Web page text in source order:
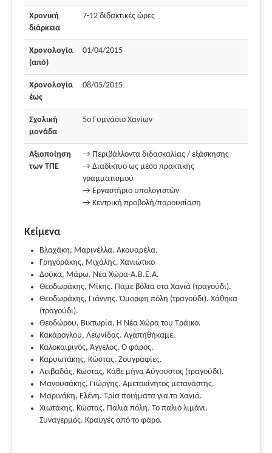
Χρονική
διάρκεια
7-12 διδακτικές ώρες
Χρονολογία
(από)
01/04/2015
Χρονολογία
έως
08/05/2015
Σχολική
μονάδα
5ο Γυμνάσιο Χανίων
Αξιοποίηση
των ΤΠΕ
→ Περιβάλλοντα διδασκαλίας / εξάσκησης
→ Διαδίκτυο ως μέσο πρακτικής
γραμματισμού
→ Εργαστήριο υπολογιστών
→ Κεντρική προβολή/παρουσίαση
Κείμενα
Βλαχάκη, Μαρινέλλα. Ακουαρέλα.
Γρηγοράκης, Μιχάλης. Χανιώτικο
Δούκα, Μάρω. Νέα Χώρα-Α.Β.Ε.Α.
Θεοδωράκης, Μίκης. Πάμε βόλτα στα Χανιά (τραγούδι).
Θεοδωράκης, Γιάννης. Όμορφη πόλη (τραγούδι). Χάθηκα
(τραγούδι).
Θεοδώρου, Βικτωρία. Η Νέα Χώρα του Τράικο.
Κακάρογλου, Λεωνίδας. Αγαπηθήκαμε.
Καλοκαιρινός, Άγγελος. Ο φάρος.
Καρυωτάκης, Κώστας. Ζουγραφίες.
Λειβαδάς, Κώστας. Κάθε μήνα Αύγουστος (τραγούδι).
Μανουσάκης, Γιώργης. Αμετακίνητος μετανάστης.
Μαρινάκη, Ελένη. Tρία ποιήματα για τα Χανιά.
Χιωτάκης, Κώστας. Παλιά πόλη. Το παλιό λιμάνι.
Συναγερμός. Κραυγές από το φάρο.